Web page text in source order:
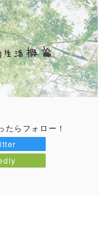
たらフォロー！